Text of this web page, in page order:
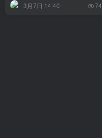
3月7日 14:40 74